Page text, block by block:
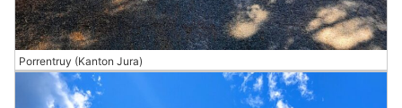
Porrentruy (Kanton Jura)